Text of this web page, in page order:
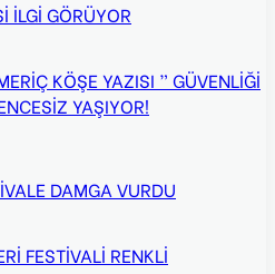
İLGİ GÖRÜYOR
KÖŞE YAZISI ” GÜVENLİĞİ
YAŞIYOR!
DAMGA VURDU
FESTİVALİ RENKLİ